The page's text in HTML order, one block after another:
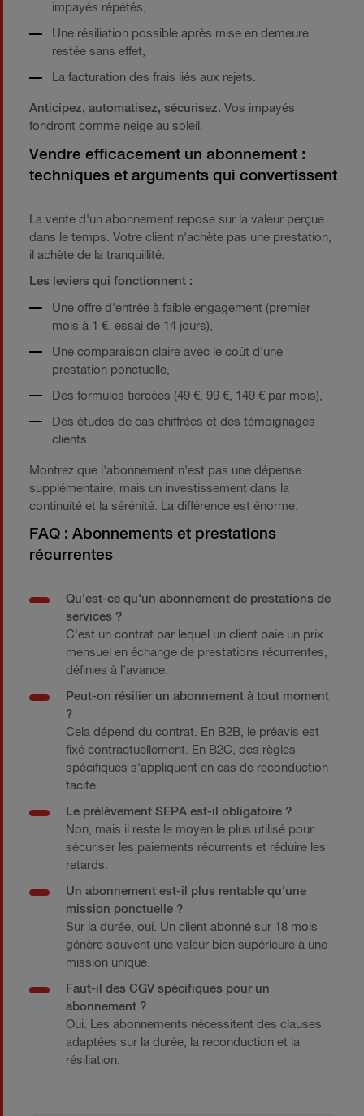
impayés répétés,
Une résiliation possible après mise en demeure
restée sans effet,
La facturation des frais liés aux rejets.
Anticipez, automatisez, sécurisez. Vos impayés
fondront comme neige au soleil.
Vendre efficacement un abonnement :
techniques et arguments qui convertissent
La vente d'un abonnement repose sur la valeur perçue
dans le temps. Votre client n'achète pas une prestation,
il achète de la tranquillité.
Les leviers qui fonctionnent :
Une offre d'entrée à faible engagement (premier
mois à 1 €, essai de 14 jours),
Une comparaison claire avec le coût d'une
prestation ponctuelle,
Des formules tiercées (49 €, 99 €, 149 € par mois),
Des études de cas chiffrées et des témoignages
clients.
Montrez que l'abonnement n'est pas une dépense
supplémentaire, mais un investissement dans la
continuité et la sérénité. La différence est énorme.
FAQ : Abonnements et prestations
récurrentes
Qu'est-ce qu'un abonnement de prestations de
services ?
C'est un contrat par lequel un client paie un prix
mensuel en échange de prestations récurrentes,
définies à l'avance.
Peut-on résilier un abonnement à tout moment
?
Cela dépend du contrat. En B2B, le préavis est
fixé contractuellement. En B2C, des règles
spécifiques s'appliquent en cas de reconduction
tacite.
Le prélèvement SEPA est-il obligatoire ?
Non, mais il reste le moyen le plus utilisé pour
sécuriser les paiements récurrents et réduire les
retards.
Un abonnement est-il plus rentable qu'une
mission ponctuelle ?
Sur la durée, oui. Un client abonné sur 18 mois
génère souvent une valeur bien supérieure à une
mission unique.
Faut-il des CGV spécifiques pour un
abonnement ?
Oui. Les abonnements nécessitent des clauses
adaptées sur la durée, la reconduction et la
résiliation.